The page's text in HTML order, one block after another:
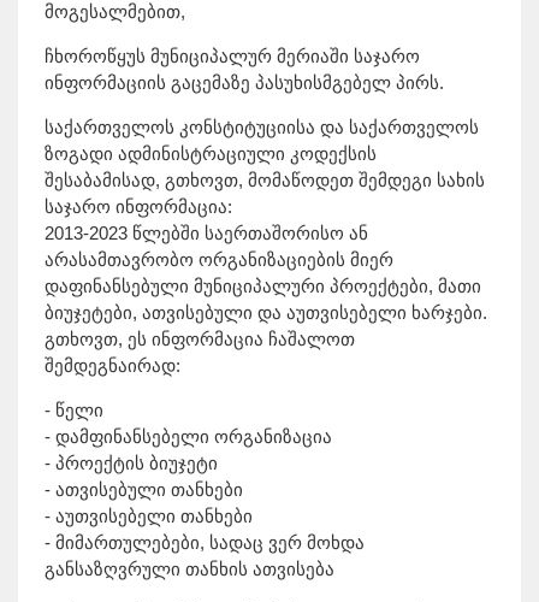
მოგესალმებით,
ჩხოროწყუს მუნიციპალურ მერიაში საჯარო
ინფორმაციის გაცემაზე პასუხისმგებელ პირს.
საქართველოს კონსტიტუციისა და საქართველოს
ზოგადი ადმინისტრაციული კოდექსის
შესაბამისად, გთხოვთ, მომაწოდეთ შემდეგი სახის
საჯარო ინფორმაცია:
2013-2023 წლებში საერთაშორისო ან
არასამთავრობო ორგანიზაციების მიერ
დაფინანსებული მუნიციპალური პროექტები, მათი
ბიუჯეტები, ათვისებული და აუთვისებელი ხარჯები.
გთხოვთ, ეს ინფორმაცია ჩაშალოთ
შემდეგნაირად:
- წელი
- დამფინანსებელი ორგანიზაცია
- პროექტის ბიუჯეტი
- ათვისებული თანხები
- აუთვისებელი თანხები
- მიმართულებები, სადაც ვერ მოხდა
განსაზღვრული თანხის ათვისება